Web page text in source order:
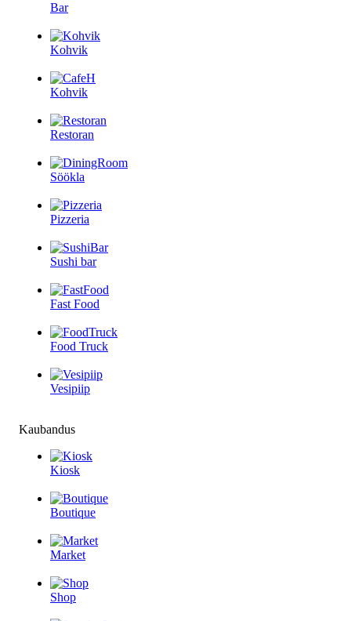
Bar
Kohvik
Kohvik
Restoran
Söökla
Pizzeria
Sushi bar
Fast Food
Food Truck
Vesipiip
Kaubandus
Kiosk
Boutique
Market
Shop